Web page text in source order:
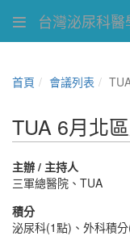
台灣泌尿科
首頁 會議列表
TUA 6月北
主辦 / 主持人
三軍總醫院、TUA
積分
泌尿科(1點)、外科積